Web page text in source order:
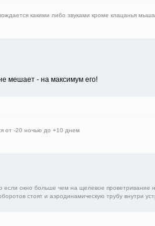
какими либо звуками кроме клацанья
мешает - на максимум его!
от -20 ночью до +10 днем
если окно больше чем на щелевое
стоят и аэродинамическую трубу внутри